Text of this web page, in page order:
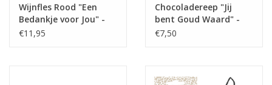
Wijnfles Rood "Een
Bedankje voor Jou" -
The Big Gifts
€11,95
Chocoladereep "Jij
bent Goud Waard" -
The Big Gifts
€7,50